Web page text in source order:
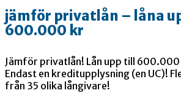
jämför privatlån – låna
600.000 kr
Jämför privatlån! Lån upp till
Endast en kreditupplysning (en UC)!
från 35 olika långivare!